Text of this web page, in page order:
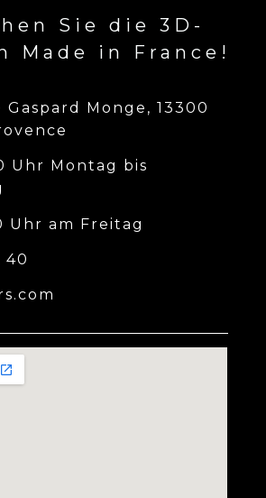
Sie die 3D-
Made in France!
Gaspard Monge, 13300
Uhr Montag bis
Uhr am Freitag
40